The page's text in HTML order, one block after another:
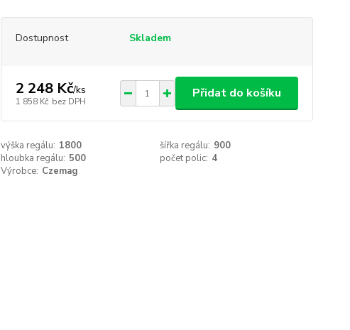
Dostupnost Skladem
2 248 Kč/ks
1 858 Kč bez DPH
Přidat do košíku
výška regálu: 1800 šířka regálu: 900
hloubka regálu: 500 počet polic: 4
Výrobce: Czemag